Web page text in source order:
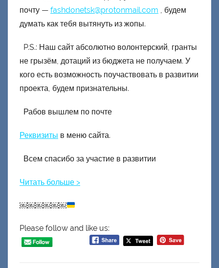
почту — fashdonetsk@protonmail.com , будем
думать как тебя вытянуть из жопы.
P.S.: Наш сайт абсолютно волонтерский, гранты
не грызём, дотаций из бюджета не получаем. У
кого есть возможность поучаствовать в развитии
проекта, будем признательны.
Рабов вышлем по почте
Реквизиты в меню сайта.
Всем спасибо за участие в развитии
Читать больше >
￼￼￼￼￼￼
Please follow and like us: